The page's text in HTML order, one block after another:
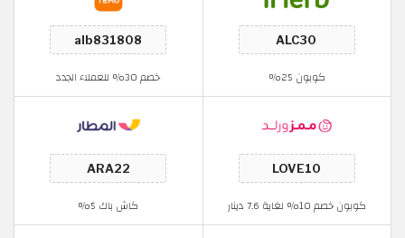
كوبون 25% خصم 30% للعملاء الجدد
كوبون خصم 10% لغاية 7.6 دينار كاش باك 5%